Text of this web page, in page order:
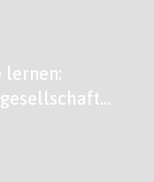
lernen: